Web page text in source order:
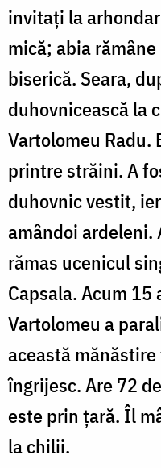
invitaţi la
mică; abia
biserică. Seara,
duhovnicească la
Vartolomeu Radu.
printre străini. A
duhovnic vestit,
amândoi arde­leni.
rămas ucenicul
Capsala. Acum
Vartolomeu a
această
îngrijesc. Are 72
este prin ţară. Îl
la chilii.